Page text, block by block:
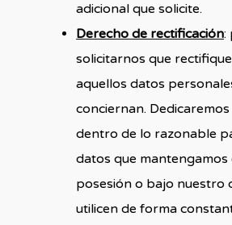
adicional que solicite.
Derecho de rectificación:
solicitarnos que
aquellos datos
conciernan.
dentro de lo razonable
datos que mantengamos
posesión o bajo nuestro
utilicen de forma